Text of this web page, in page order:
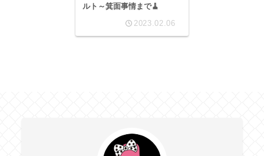
ルト～箕面事情まで🧹
2023.02.06